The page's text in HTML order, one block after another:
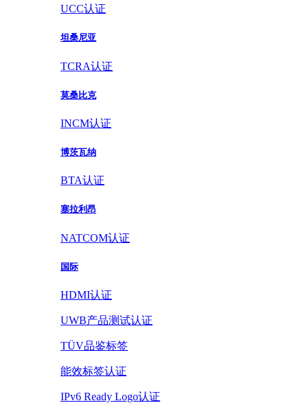
UCC认证
坦桑尼亚
TCRA认证
莫桑比克
INCM认证
博茨瓦纳
BTA认证
塞拉利昂
NATCOM认证
国际
HDMI认证
UWB产品测试认证
TÜV品鉴标签
能效标签认证
IPv6 Ready Logo认证